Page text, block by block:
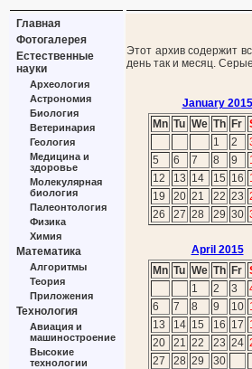
Главная
Фотогалерея
Естественные
науки
Археология
Астрономия
Биология
Ветеринария
Геология
Медицина и
здоровье
Молекулярная
биология
Палеонтология
Физика
Химия
Математика
Алгоритмы
Теория
Приложения
Технология
Авиация и
машиностроение
Высокие
технологии
Этот архив содержит
день так и месяц.
January 2015
Mn Tu We Th Fr
1
2
5
6 7 8 9
12
13 14 15 16
19
20 21 22 23
26
27 28 29 30
April 2015
Mn Tu We Th Fr
1
2 3
6
7 8 9 10
13
14 15 16 17
20
21 22 23 24
27
28 29 30